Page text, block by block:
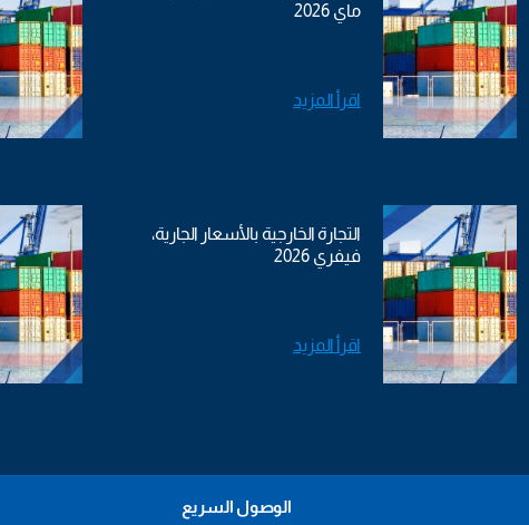
ماي 2026
اقرأ المزيد
التجارة الخارجية بالأسعار الجارية،
فيفري 2026
اقرأ المزيد
الوصول السريع